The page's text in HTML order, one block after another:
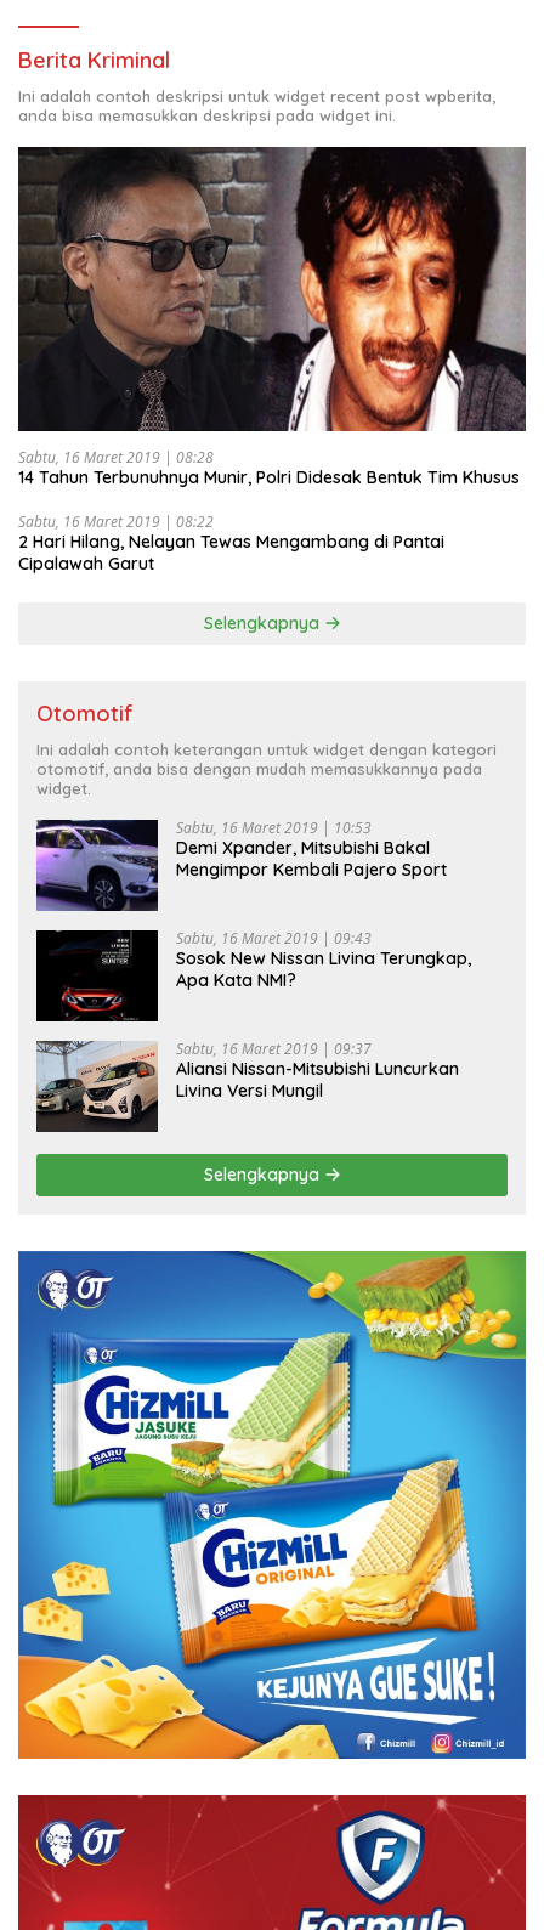
Berita Kriminal
Ini adalah contoh deskripsi untuk widget recent post wpberita,
anda bisa memasukkan deskripsi pada widget ini.
Sabtu, 16 Maret 2019 | 08:28
14 Tahun Terbunuhnya Munir, Polri Didesak Bentuk Tim Khusus
Sabtu, 16 Maret 2019 | 08:22
2 Hari Hilang, Nelayan Tewas Mengambang di Pantai
Cipalawah Garut
Selengkapnya
Otomotif
Ini adalah contoh keterangan untuk widget dengan kategori
otomotif, anda bisa dengan mudah memasukkannya pada
widget.
Sabtu, 16 Maret 2019 | 10:53
Demi Xpander, Mitsubishi Bakal
Mengimpor Kembali Pajero Sport
Sabtu, 16 Maret 2019 | 09:43
Sosok New Nissan Livina Terungkap,
Apa Kata NMI?
Sabtu, 16 Maret 2019 | 09:37
Aliansi Nissan-Mitsubishi Luncurkan
Livina Versi Mungil
Selengkapnya